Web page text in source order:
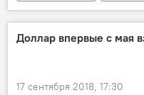
предприниматели
Доллар впервые с мая
17 сентября 2018, 17:30